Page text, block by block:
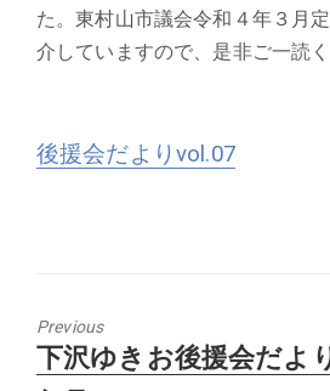
た。東村山市議会令和４年３月
介していますので、是非ご一読く
後援会だよりvol.07
Previous
Previous
post:
下沢ゆきお後援会だよ